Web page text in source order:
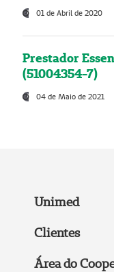
01 de Abril de 2020
Prestador
(51004354-7)
04 de Maio de 2021
Unimed
Clientes
Área do